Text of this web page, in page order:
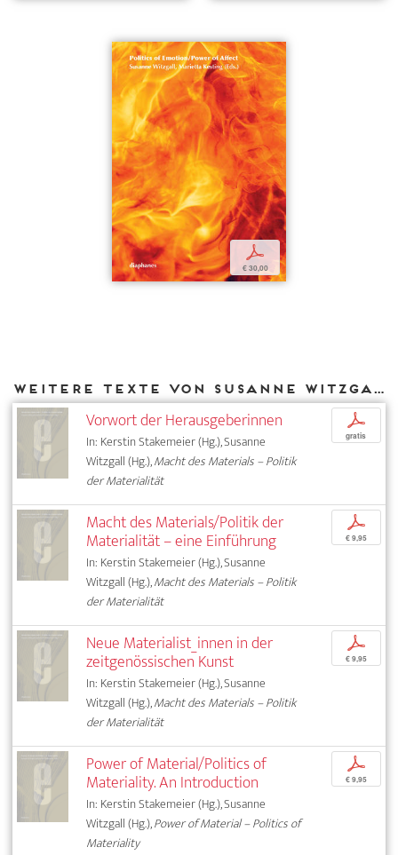
p
€ 30,00
Weitere Texte von Susanne Witzgall bei DIAPHANES
Vorwort der Herausgeberinnen
In: Kerstin Stakemeier (Hg.), Susanne
Witzgall (Hg.),Macht des Materials – Politik
der Materialität
p
gratis
Macht des Materials/Politik der
Materialität – eine Einführung
In: Kerstin Stakemeier (Hg.), Susanne
Witzgall (Hg.),Macht des Materials – Politik
der Materialität
p
€ 9,95
Neue Materialist_innen in der
zeitgenössischen Kunst
In: Kerstin Stakemeier (Hg.), Susanne
Witzgall (Hg.),Macht des Materials – Politik
der Materialität
p
€ 9,95
Power of Material/Politics of
Materiality. An Introduction
In: Kerstin Stakemeier (Hg.), Susanne
Witzgall (Hg.),Power of Material – Politics of
Materiality
p
€ 9,95